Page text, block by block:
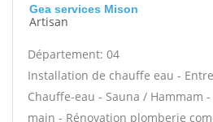
Gea services Mison
Artisan
Département: 04
Installation de chauffe eau -
Chauffe-eau - Sauna / Hammam
main - Rénovation plomberie